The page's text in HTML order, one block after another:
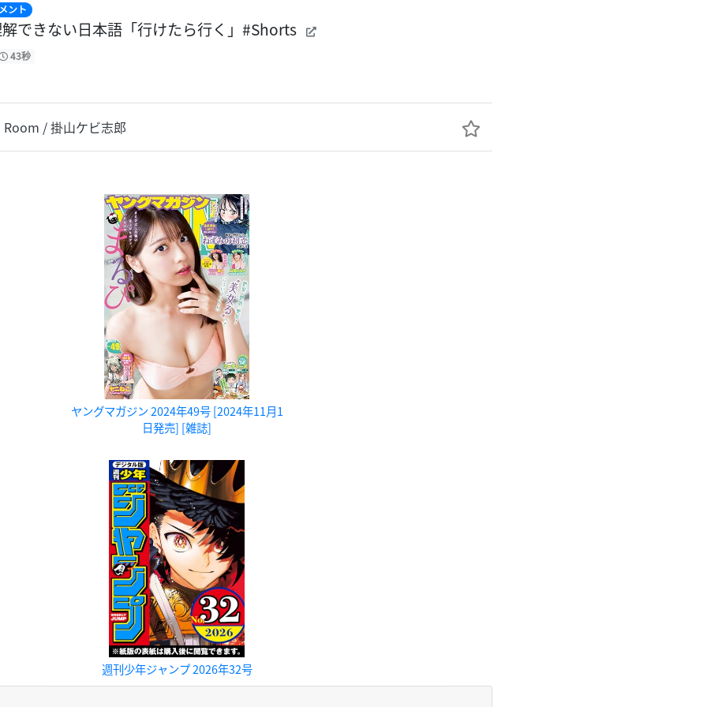
ント
できない日本語「行けたら行く」#Shorts
43秒
/ 掛山ケビ志郎
ヤングマガジン 2024年49号 [2024年11月1
日発売] [雑誌]
週刊少年ジャンプ 2026年32号